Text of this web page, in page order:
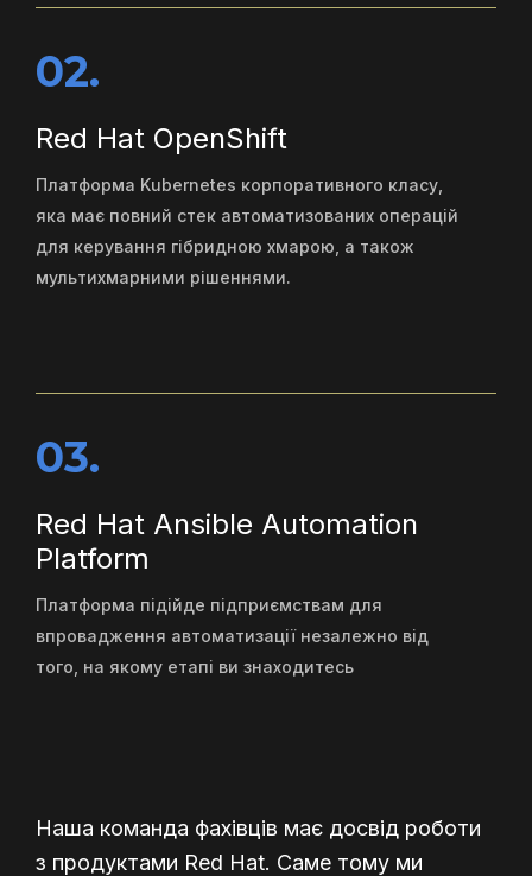
02.
Red Hat OpenShift
Платформа Kubernetes корпоративного класу,
яка має повний стек автоматизованих операцій
для керування гібридною хмарою, а також
мультихмарними рішеннями.
03.
Red Hat Ansible Automation
Platform
Платформа підійде підприємствам для
впровадження автоматизації незалежно від
того, на якому етапі ви знаходитесь
Наша команда фахівців має досвід роботи
з продуктами Red Hat. Саме тому ми